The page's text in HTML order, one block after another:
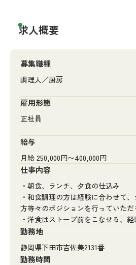
求人概要
募集職種
調理人／厨房
雇用形態
正社員
給与
月給 250,000円〜400,000円
仕事内容
・朝食、ランチ、夕食の仕込み
・和食調理の方は経験に合わせて
方等々のポジションを行っていただ
・洋食はストーブ前をこなせる、経
勤務地
静岡県下田市吉佐美2131番
勤務時間